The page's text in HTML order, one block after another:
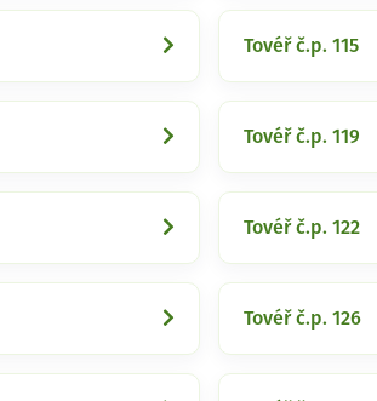
Tovéř č.p. 115
Tovéř č.p. 119
Tovéř č.p. 122
Tovéř č.p. 126